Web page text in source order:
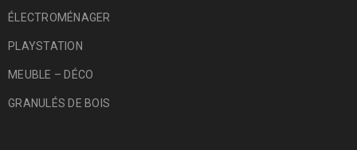
ÉLECTROMÉNAGER
PLAYSTATION
MEUBLE – DÉCO
GRANULÉS DE BOIS